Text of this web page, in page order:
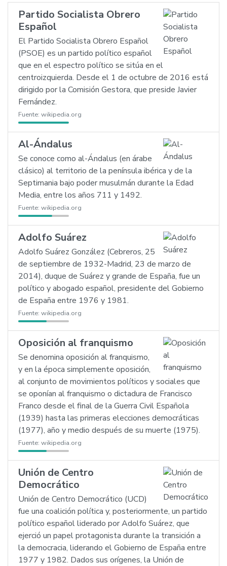
Partido Socialista Obrero
Español
El Partido Socialista Obrero Español
(PSOE) es un partido político español
que en el espectro político se sitúa en el
centroizquierda. Desde el 1 de octubre de 2016 está
dirigido por la Comisión Gestora, que preside Javier
Fernández.
Fuente: wikipedia.org
Al-Ándalus
Se conoce como al-Ándalus (en árabe
clásico) al territorio de la península ibérica y de la
Septimania bajo poder musulmán durante la Edad
Media, entre los años 711 y 1492.
Fuente: wikipedia.org
Adolfo Suárez
Adolfo Suárez González (Cebreros, 25
de septiembre de 1932-Madrid, 23 de marzo de
2014), duque de Suárez y grande de España, fue un
político y abogado español, presidente del Gobierno
de España entre 1976 y 1981.
Fuente: wikipedia.org
Oposición al franquismo
Se denomina oposición al franquismo,
y en la época simplemente oposición,
al conjunto de movimientos políticos y sociales que
se oponían al franquismo o dictadura de Francisco
Franco desde el final de la Guerra Civil Española
(1939) hasta las primeras elecciones democráticas
(1977), año y medio después de su muerte (1975).
Fuente: wikipedia.org
Unión de Centro
Democrático
Unión de Centro Democrático (UCD)
fue una coalición política y, posteriormente, un partido
político español liderado por Adolfo Suárez, que
ejerció un papel protagonista durante la transición a
la democracia, liderando el Gobierno de España entre
1977 y 1982. Dados sus orígenes, la Unión de